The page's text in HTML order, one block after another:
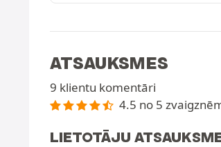
ATSAUKSMES
9 klientu komentāri
4.5 no 5
LIETOTĀJU